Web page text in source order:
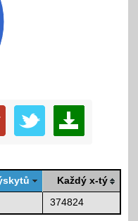
Každý x-tý
374824